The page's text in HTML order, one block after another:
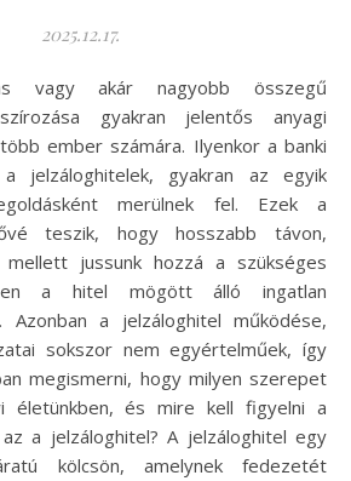
2025.12.17.
gyakran jelentős anyagi
ember számára. Ilyenkor a banki
jelzáloghitelek, gyakran az egyik
merülnek fel. Ezek a
teszik, hogy hosszabb távon,
jussunk hozzá a szükséges
a hitel mögött álló ingatlan
Azonban a jelzáloghitel működése,
sokszor nem egyértelműek, így
megismerni, hogy milyen szerepet
és mire kell figyelni a
a jelzáloghitel? A jelzáloghitel egy
kölcsön, amelynek fedezetét